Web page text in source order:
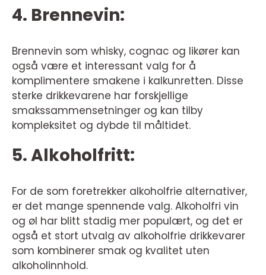
4. Brennevin:
Brennevin som whisky, cognac og likører kan
også være et interessant valg for å
komplimentere smakene i kalkunretten. Disse
sterke drikkevarene har forskjellige
smakssammensetninger og kan tilby
kompleksitet og dybde til måltidet.
5. Alkoholfritt:
For de som foretrekker alkoholfrie alternativer,
er det mange spennende valg. Alkoholfri vin
og øl har blitt stadig mer populært, og det er
også et stort utvalg av alkoholfrie drikkevarer
som kombinerer smak og kvalitet uten
alkoholinnhold.